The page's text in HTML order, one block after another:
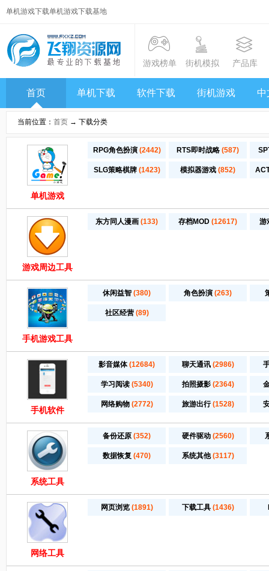
单机游戏下载单机游戏下载基地
游戏榜单 街机模拟 产品库
首页 单机下载 软件下载 街机游戏 中
当前位置： 首页 → 下载分类
单机游戏
RPG角色扮演 (2442) RTS即时战略 (587)
SLG策略棋牌 (1423) 模拟器游戏 (852)
游戏周边工具
东方同人漫画 (133) 存档MOD (12617) 游
手机游戏工具
休闲益智 (380) 角色扮演 (263)
社区经营 (89)
手机软件
影音媒体 (12684) 聊天通讯 (2986)
学习阅读 (5340) 拍照摄影 (2364)
网络购物 (2772) 旅游出行 (1528)
系统工具
备份还原 (352) 硬件驱动 (2560)
数据恢复 (470) 系统其他 (3117)
网络工具
网页浏览 (1891) 下载工具 (1436)